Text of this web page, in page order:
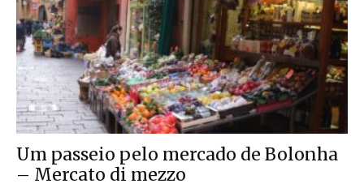
Um passeio pelo mercado de Bolonha
– Mercato di mezzo